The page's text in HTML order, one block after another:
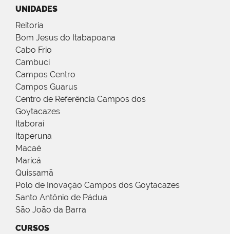
UNIDADES
Reitoria
Bom Jesus do Itabapoana
Cabo Frio
Cambuci
Campos Centro
Campos Guarus
Centro de Referência Campos dos
Goytacazes
Itaboraí
Itaperuna
Macaé
Maricá
Quissamã
Polo de Inovação Campos dos Goytacazes
Santo Antônio de Pádua
São João da Barra
CURSOS